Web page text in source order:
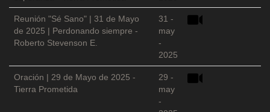
Reunión "Sé Sano" | 31 de Mayo
de 2025 | Perdonando siempre -
Roberto Stevenson E.
31 -
may
-
2025
Oración | 29 de Mayo de 2025 -
Tierra Prometida
29 -
may
-